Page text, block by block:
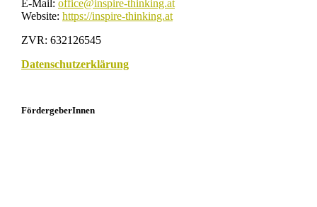
E-Mail: office@inspire-thinking.at
Website: https://inspire-thinking.at
ZVR: 632126545
Datenschutzerklärung
FördergeberInnen